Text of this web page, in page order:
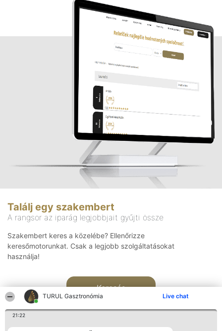
TURUL Gasztronómia Live chat
21:22
Találj egy szakembert
A rangsor az iparág legjobbjait gyűjti össze
Szakembert keres a közelébe? Ellenőrizze
keresőmotorunkat. Csak a legjobb szolgáltatásokat
használja!
Keresés